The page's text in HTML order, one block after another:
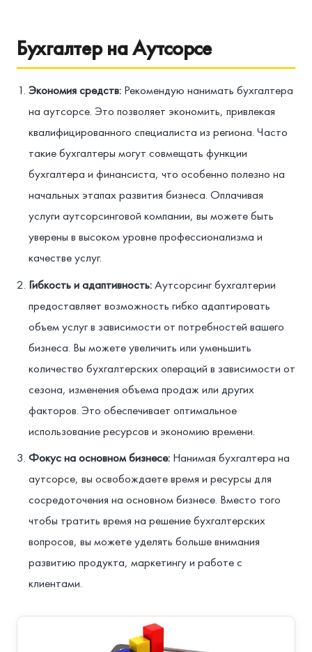
Бухгалтер на Аутсорсе
Экономия средств: Рекомендую нанимать бухгалтера
на аутсорсе. Это позволяет экономить, привлекая
квалифицированного специалиста из региона. Часто
такие бухгалтеры могут совмещать функции
бухгалтера и финансиста, что особенно полезно на
начальных этапах развития бизнеса. Оплачивая
услуги аутсорсинговой компании, вы можете быть
уверены в высоком уровне профессионализма и
качестве услуг.
Гибкость и адаптивность:Аутсорсинг бухгалтерии
предоставляет возможность гибко адаптировать
объем услуг в зависимости от потребностей вашего
бизнеса. Вы можете увеличить или уменьшить
количество бухгалтерских операций в зависимости от
сезона, изменения объема продаж или других
факторов. Это обеспечивает оптимальное
использование ресурсов и экономию времени.
Фокус на основном бизнесе: Нанимая бухгалтера на
аутсорсе, вы освобождаете время и ресурсы для
сосредоточения на основном бизнесе. Вместо того
чтобы тратить время на решение бухгалтерских
вопросов, вы можете уделять больше внимания
развитию продукта, маркетингу и работе с
клиентами.